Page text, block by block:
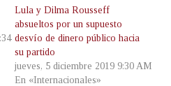
Lula y Dilma Rousseff
absueltos por un supuesto
desvío de dinero público hacia
su partido
jueves, 5 diciembre 2019 9:30 AM
En «Internacionales»